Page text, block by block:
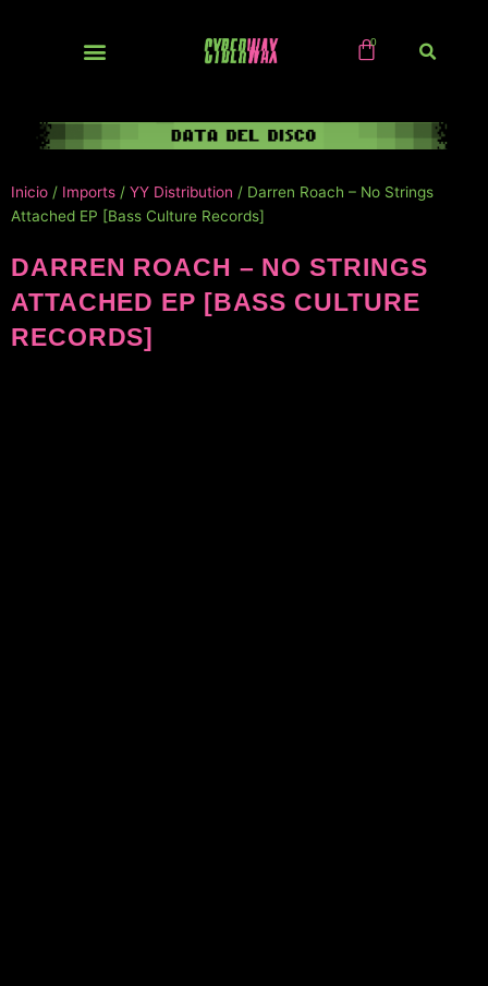
Inicio / Imports / YY Distribution / Darren Roach – No Strings
Attached EP [Bass Culture Records]
DARREN ROACH – NO STRINGS
ATTACHED EP [BASS CULTURE
RECORDS]